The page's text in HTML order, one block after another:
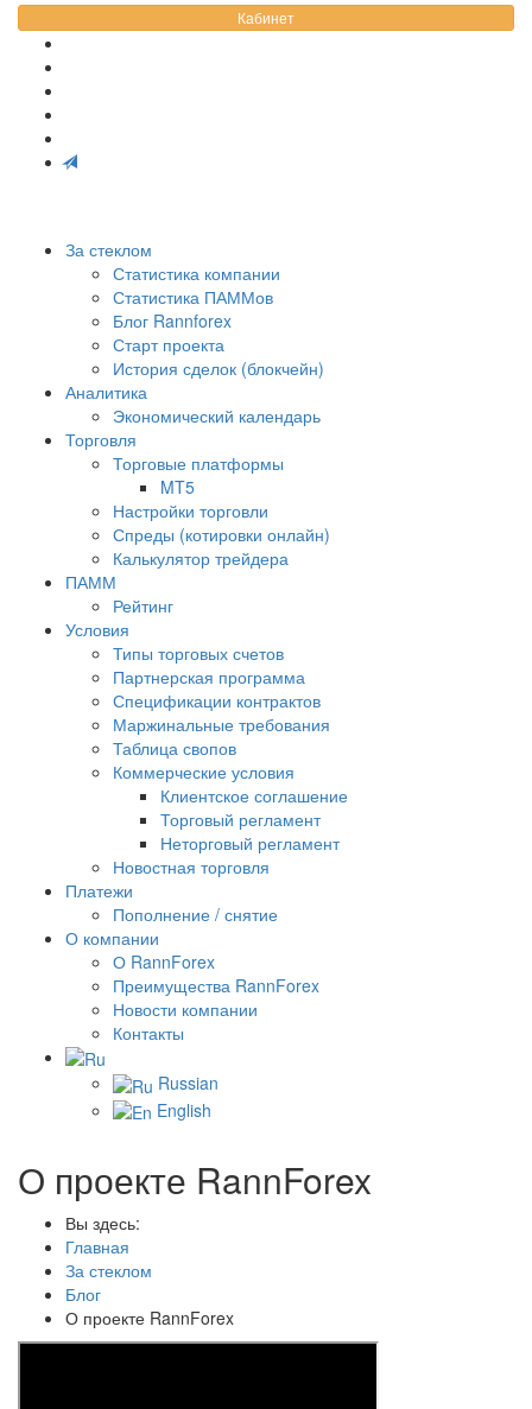
Кабинет
За стеклом
Статистика компании
Статистика ПАММов
Блог Rannforex
Старт проекта
История сделок (блокчейн)
Аналитика
Экономический календарь
Торговля
Торговые платформы
MT5
Настройки торговли
Спреды (котировки онлайн)
Калькулятор трейдера
ПАММ
Рейтинг
Условия
Типы торговых счетов
Партнерская программа
Спецификации контрактов
Маржинальные требования
Таблица свопов
Коммерческие условия
Клиентское соглашение
Торговый регламент
Неторговый регламент
Новостная торговля
Платежи
Пополнение / снятие
О компании
О RannForex
Преимущества RannForex
Новости компании
Контакты
Russian
English
О проекте RannForex
Вы здесь:
Главная
За стеклом
Блог
О проекте RannForex